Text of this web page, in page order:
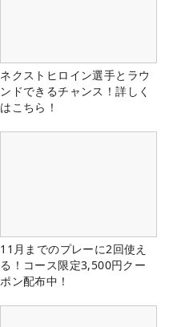
ネクストヒロイン選手とラウ
ンドできるチャンス！詳しく
はこちら！
11月までのプレーに2回使え
る！コース限定3,500円クー
ポン配布中！